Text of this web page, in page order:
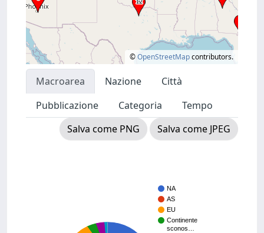
©OpenStreetMapcontributors.
Macroarea Nazione
Città
Pubblicazione
Categoria
Tempo
Salva come PNG
Salva come JPEG
NA
AS
EU
Continente
sconos…